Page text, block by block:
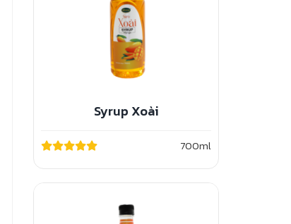
Syrup Xoài
700ml